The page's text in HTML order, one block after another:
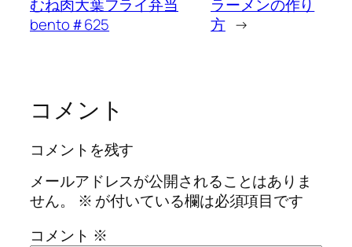
むね肉大葉フライ弁当
bento＃625
ラーメンの作り
方 →
コメント
コメントを残す
メールアドレスが公開されることはありま
せん。
※ が付いている欄は必須項目です
コメント ※